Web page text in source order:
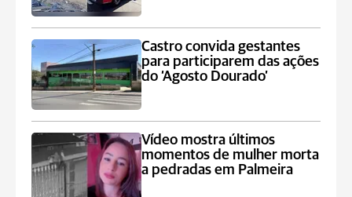
Castro convida gestantes
para participarem das ações
do ‘Agosto Dourado’
Vídeo mostra últimos
momentos de mulher morta
a pedradas em Palmeira